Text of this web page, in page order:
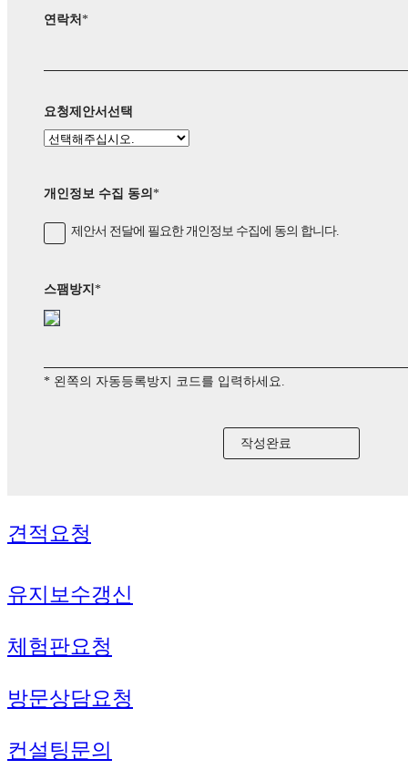
연락처 *
요청제안서선택
개인정보 수집 동의 *
제안서 전달에 필요한 개인정보 수집에 동의 합니다.
스팸방지 *
* 왼쪽의 자동등록방지 코드를 입력하세요.
견적요청
유지보수갱신
체험판요청
방문상담요청
컨설팅문의